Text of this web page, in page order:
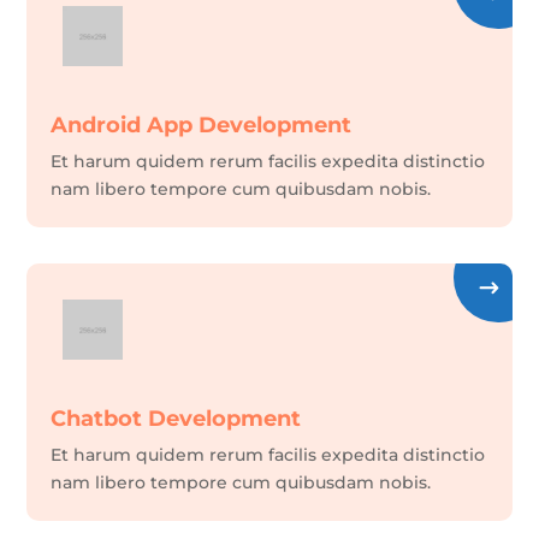
Android App Development
Et harum quidem rerum facilis expedita distinctio
nam libero tempore cum quibusdam nobis.
Chatbot Development
Et harum quidem rerum facilis expedita distinctio
nam libero tempore cum quibusdam nobis.